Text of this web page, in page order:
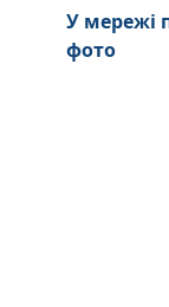
У мережі
фото